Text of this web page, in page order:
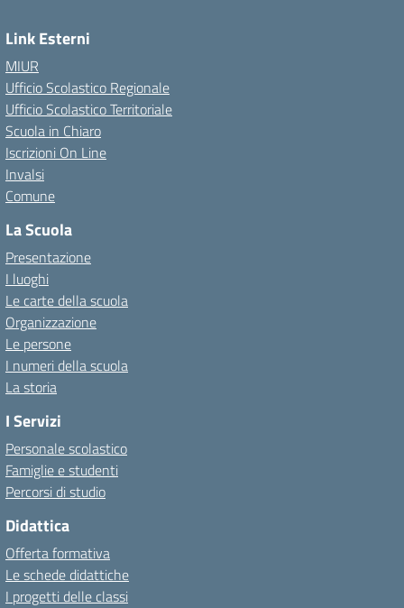
Link Esterni
MIUR
Ufficio Scolastico Regionale
Ufficio Scolastico Territoriale
Scuola in Chiaro
Iscrizioni On Line
Invalsi
Comune
La Scuola
Presentazione
I luoghi
Le carte della scuola
Organizzazione
Le persone
I numeri della scuola
La storia
I Servizi
Personale scolastico
Famiglie e studenti
Percorsi di studio
Didattica
Offerta formativa
Le schede didattiche
I progetti delle classi